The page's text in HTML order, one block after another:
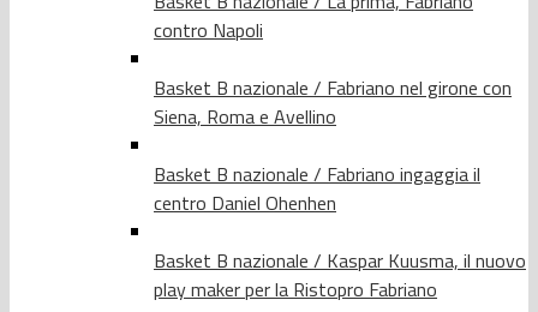
contro Napoli
Basket B nazionale / Fabriano nel girone con
Siena, Roma e Avellino
Basket B nazionale / Fabriano ingaggia il
centro Daniel Ohenhen
Basket B nazionale / Kaspar Kuusma, il nuovo
play maker per la Ristopro Fabriano